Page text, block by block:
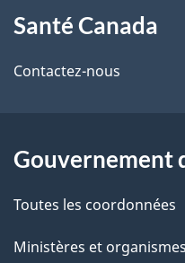
i
l
d
e
propos
de
site
Santé Canada
Contactez-nous
Gouvernement
Toutes les coordonnées
Ministères et organismes